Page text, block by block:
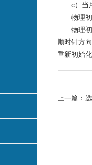
c）当用
物理初始
物理初始
顺时针方
重新初始
上一篇：